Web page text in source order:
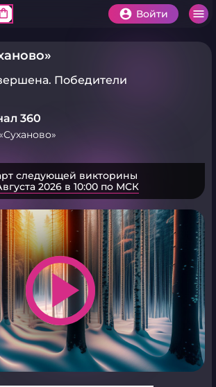
shopping_bag Войти
Победители
360
следующей викторины
2026 в 10:00 по МСК
play_arrow